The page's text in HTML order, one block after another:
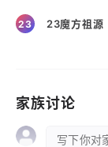
23 23魔方祖源
家族讨论
写下你对